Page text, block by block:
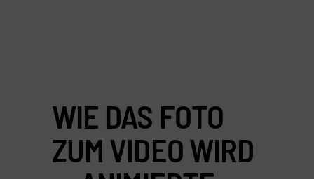
WIE DAS FOTO
ZUM VIDEO WIRD